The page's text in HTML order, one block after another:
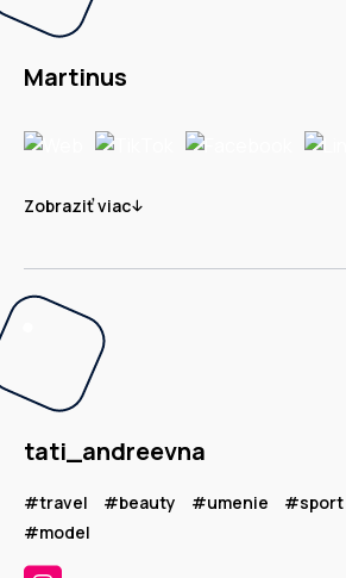
Martinus
Zobraziť viac
tati_andreevna
#travel #beauty #umenie #sport
#model